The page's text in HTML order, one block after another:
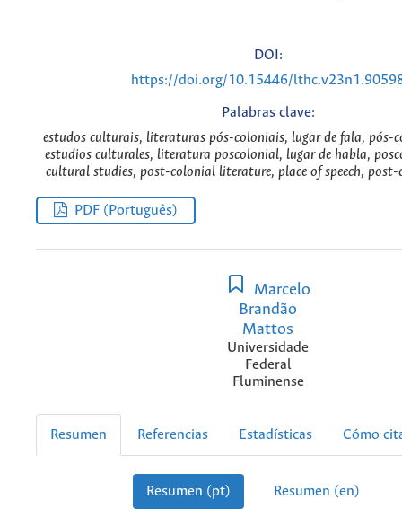
DOI:
https://doi.org/10.15446/
Palabras clave:
estudos culturais, literaturas pós-coloniais, lugar de fala,
estudios culturales, literatura poscolonial, lugar de habla,
cultural studies, post-colonial literature, place of speech,
PDF (Português)
Marcelo
Brandão
Mattos
Universidade
Federal
Fluminense
Resumen Referencias Estadísticas Cómo
Resumen (pt) Resumen (en)